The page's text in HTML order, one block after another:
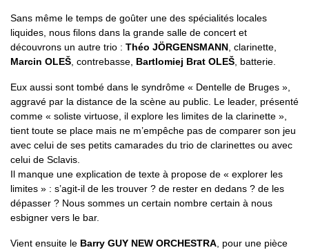
Sans même le temps de goûter une des spécialités locales
liquides, nous filons dans la grande salle de concert et
découvrons un autre trio : Théo JÖRGENSMANN , clarinette,
Marcin OLEŠ , contrebasse, Bartlomiej Brat OLEŠ , batterie.
Eux aussi sont tombé dans le syndrôme « Dentelle de Bruges »,
aggravé par la distance de la scène au public. Le leader, présenté
comme « soliste virtuose, il explore les limites de la clarinette »,
tient toute se place mais ne m’empêche pas de comparer son jeu
avec celui de ses petits camarades du trio de clarinettes ou avec
celui de Sclavis.
Il manque une explication de texte à propose de « explorer les
limites » : s’agit-il de les trouver ? de rester en dedans ? de les
dépasser ? Nous sommes un certain nombre certain à nous
esbigner vers le bar.
Vient ensuite le Barry GUY NEW ORCHESTRA , pour une pièce